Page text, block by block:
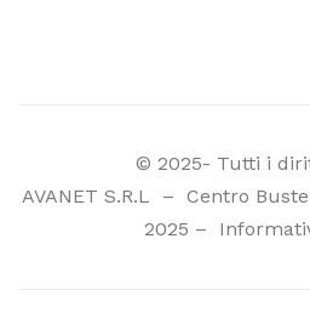
© 2025- Tutti i
AVANET S.R.L
– Centro
2025 –